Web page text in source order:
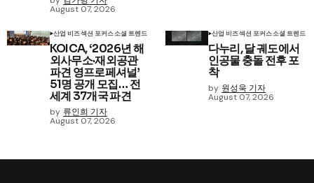
August 07, 2026
산업 비즈섹션 포커스소셜 트렌드
KOICA, ‘2026년 해
외사무소·재외공관
파견 영프로페셔널’
51명 공개 모집… 전
세계 37개국 파견
by 류인희 기자
August 07, 2026
산업 비즈섹션 포커스소셜 트렌드
다누리, 달 궤도에서
인공물 충돌 전후 포
착
by 원성욱 기자
August 07, 2026